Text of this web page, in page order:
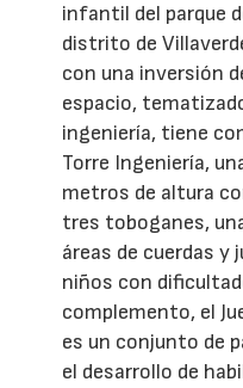
infantil del parque
distrito de
con una inversión
espacio,
ingeniería, tiene
Torre Ingeniería,
metros de altura
tres toboganes,
áreas de cuerdas y
niños con
complemento, el
es un conjunto de
el desarrollo de